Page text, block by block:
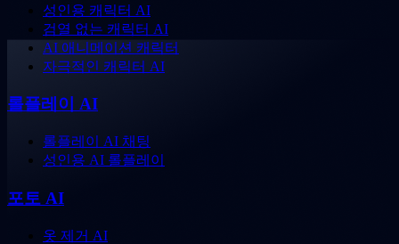
성인용 캐릭터 AI
검열 없는 캐릭터 AI
AI 애니메이션 캐릭터
자극적인 캐릭터 AI
롤플레이 AI
롤플레이 AI 채팅
성인용 AI 롤플레이
포토 AI
옷 제거 AI